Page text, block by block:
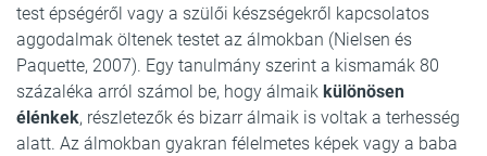
test épségéről vagy a szülői készségekről kapcsolatos
aggodalmak öltenek testet az álmokban (Nielsen és
Paquette, 2007). Egy tanulmány szerint a kismamák 80
százaléka arról számol be, hogy álmaik különösen
élénkek, részletezők és bizarr álmaik is voltak a terhesség
alatt. Az álmokban gyakran félelmetes képek vagy a baba